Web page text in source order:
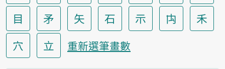
目
矛 矢 石 示 禸
禾
穴
立 重新選筆畫數